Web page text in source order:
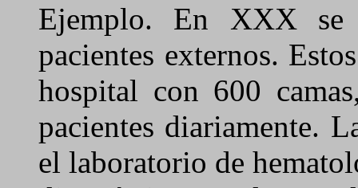
Ejemplo. En XXX se
pacientes externos.
hospital con 600
pacientes diariamente.
el laboratorio de